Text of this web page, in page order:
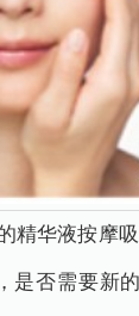
精华液按摩
是否需要新